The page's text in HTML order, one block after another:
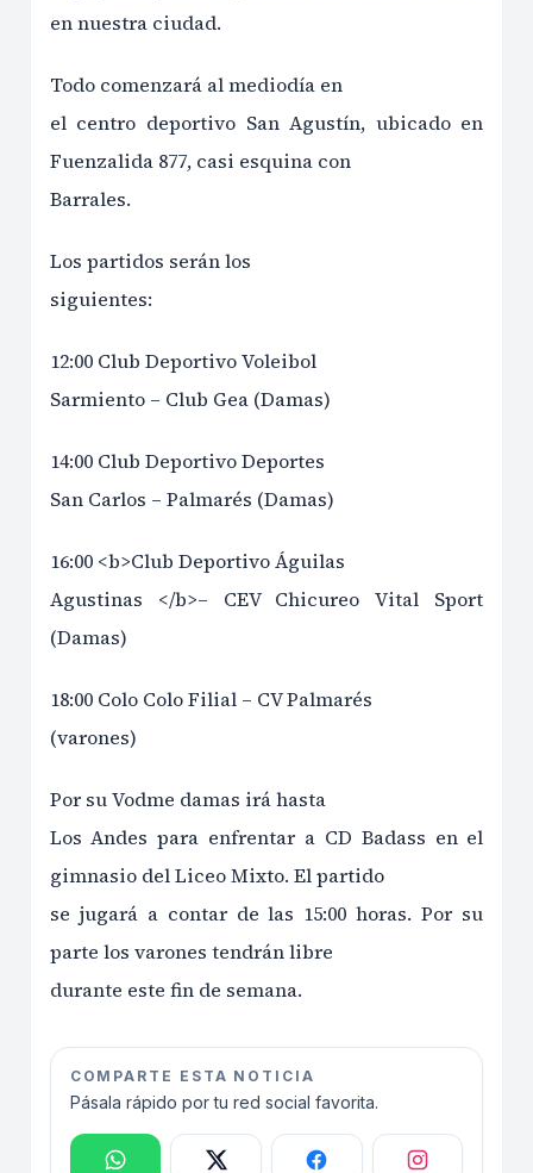
en nuestra ciudad.
Todo comenzará al mediodía en
el centro deportivo San Agustín, ubicado en
Fuenzalida 877, casi esquina con
Barrales.
Los partidos serán los
siguientes:
12:00 Club Deportivo Voleibol
Sarmiento – Club Gea (Damas)
14:00 Club Deportivo Deportes
San Carlos – Palmarés (Damas)
16:00 <b>Club Deportivo Águilas
Agustinas </b>– CEV Chicureo Vital Sport
(Damas)
18:00 Colo Colo Filial – CV Palmarés
(varones)
Por su Vodme damas irá hasta
Los Andes para enfrentar a CD Badass en el
gimnasio del Liceo Mixto. El partido
se jugará a contar de las 15:00 horas. Por su
parte los varones tendrán libre
durante este fin de semana.
COMPARTE ESTA NOTICIA
Pásala rápido por tu red social favorita.